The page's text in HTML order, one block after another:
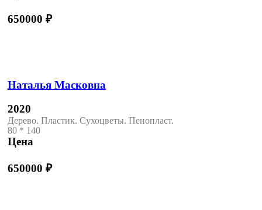
650000 ₽
Наталья Масковна
2020
Дерево. Пластик. Сухоцветы. Пенопласт.
80 * 140
Цена
650000 ₽